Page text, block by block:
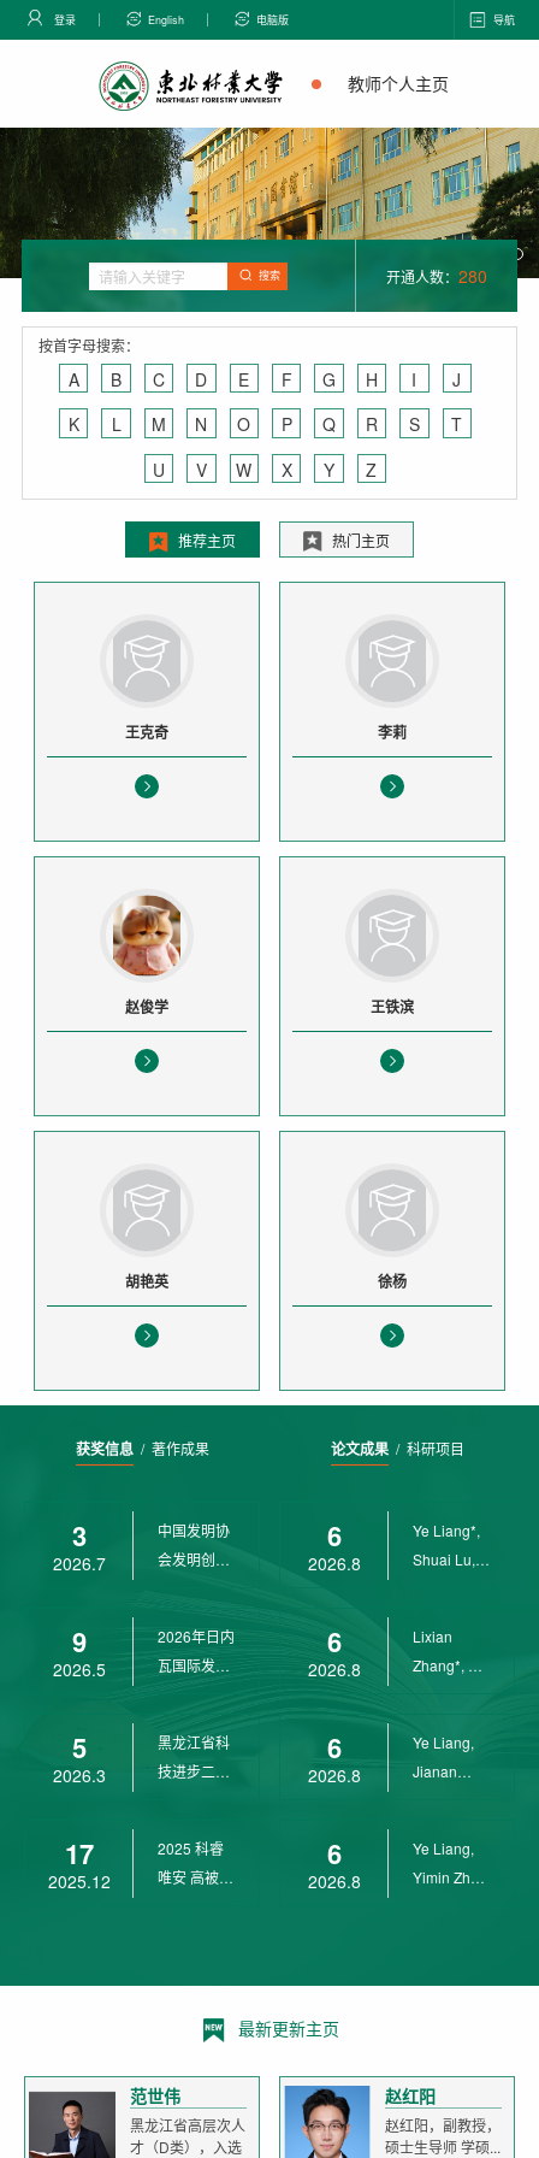
登录 English 电脑版 导航
教师个人主页
搜索 开通人数： 280
按首字母搜索：
A B C D E F G H I
J
K
L M N O P Q R S
T
U
V W X Y Z
推荐主页 热门主页
王克奇 李莉
赵俊学 王铁滨
胡艳英 徐杨
获奖信息/ 著作成果
3
2026.7
中国发明协
会发明创业
9
2026.5
2026年日内
瓦国际发明
5
2026.3
黑龙江省科
技进步二等
17
2025.12
2025 科睿
唯安 高被引
论文成果/ 科研项目
6
2026.8
Ye Liang*,
Shuai Lu,
6
2026.8
Lixian
Zhang*, Ye
6
2026.8
Ye Liang,
Jianan
6
2026.8
Ye Liang,
Yimin Zhu,
最新更新主页
范世伟
黑龙江省高层次人
才（D类），入选
赵红阳
赵红阳，副教授，
硕士生导师 学硕...